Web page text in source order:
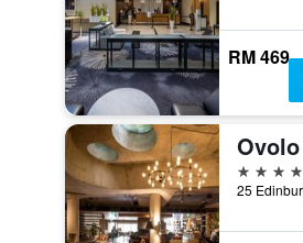
RM 469
5 bintang